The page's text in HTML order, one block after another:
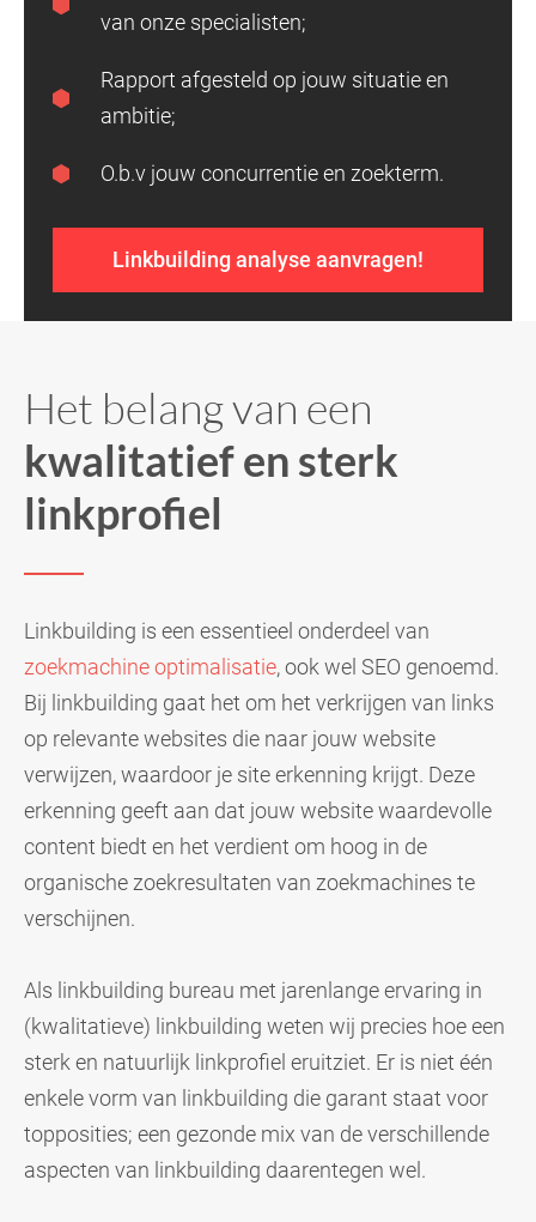
van onze specialisten;
Rapport afgesteld op jouw situatie en
ambitie;
O.b.v jouw concurrentie en zoekterm.
Linkbuilding analyse aanvragen!
Het belang van een
kwalitatief en sterk
linkprofiel
Linkbuilding is een essentieel onderdeel van
zoekmachine optimalisatie, ook wel SEO genoemd.
Bij linkbuilding gaat het om het verkrijgen van links
op relevante websites die naar jouw website
verwijzen, waardoor je site erkenning krijgt. Deze
erkenning geeft aan dat jouw website waardevolle
content biedt en het verdient om hoog in de
organische zoekresultaten van zoekmachines te
verschijnen.
Als linkbuilding bureau met jarenlange ervaring in
(kwalitatieve) linkbuilding weten wij precies hoe een
sterk en natuurlijk linkprofiel eruitziet. Er is niet één
enkele vorm van linkbuilding die garant staat voor
topposities; een gezonde mix van de verschillende
aspecten van linkbuilding daarentegen wel.